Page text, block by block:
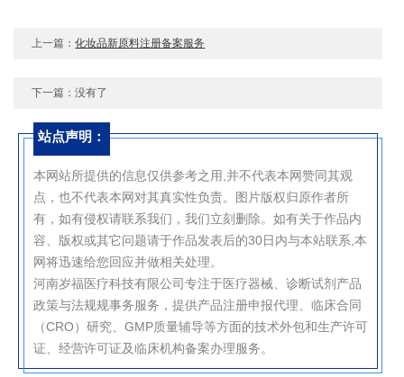
上一篇：化妆品新原料注册备案服务
下一篇：没有了
站点声明：
本网站所提供的信息仅供参考之用,并不代表本网赞同其观
点，也不代表本网对其真实性负责。图片版权归原作者所
有，如有侵权请联系我们，我们立刻删除。如有关于作品内
容、版权或其它问题请于作品发表后的30日内与本站联系,本
网将迅速给您回应并做相关处理。
河南岁福医疗科技有限公司专注于医疗器械、诊断试剂产品
政策与法规规事务服务，提供产品注册申报代理、临床合同
（CRO）研究、GMP质量辅导等方面的技术外包和生产许可
证、经营许可证及临床机构备案办理服务。